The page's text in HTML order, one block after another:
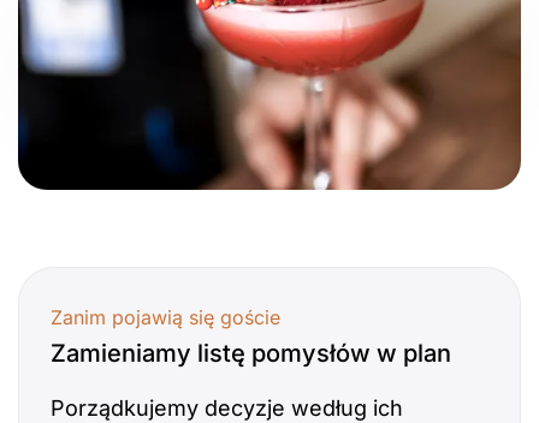
Zanim pojawią się goście
Zamieniamy listę pomysłów w plan
Porządkujemy decyzje według ich